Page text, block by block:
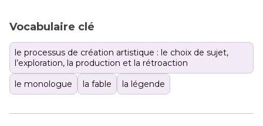
Vocabulaire clé
le processus de création artistique : le choix de sujet,
l’exploration, la production et la rétroaction
le monologue
la fable la légende